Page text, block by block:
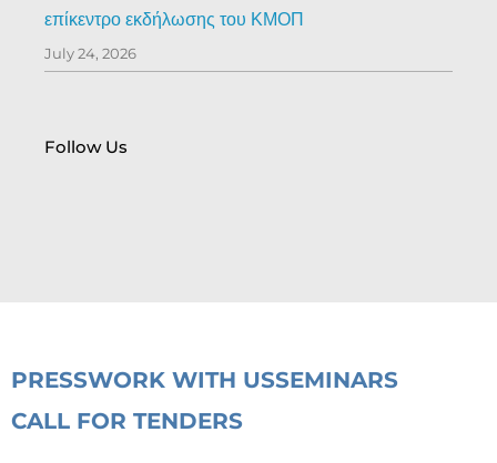
επίκεντρο εκδήλωσης του ΚΜΟΠ
July 24, 2026
Follow Us
PRESSWORK WITH USSEMINARS
CALL FOR TENDERS